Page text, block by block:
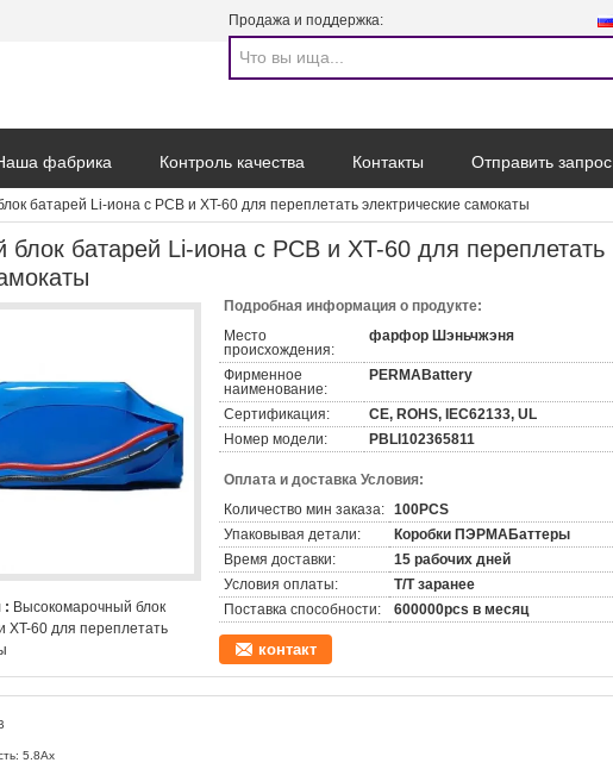
Продажа и поддержка:
фабрика Контроль качества Контакты Отправить запрос
батарей Li-иона с PCB и XT-60 для переплетать электрические самокаты
батарей Li-иона с PCB и XT-60 для переплетать
: Высокомарочный блок
XT-60 для переплетать
Подробная информация о продукте:
Место
происхождения:
фарфор Шэньчжэня
Фирменное
наименование:
PERMABattery
Сертификация:
CE, ROHS, IEC62133, UL
Номер модели:
PBLI102365811
Оплата и доставка Условия:
Количество мин заказа: 100PCS
Упаковывая детали:
Коробки ПЭРМАБаттеры
Время доставки:
15 рабочих дней
Условия оплаты:
T/T заранее
Поставка способности:
600000pcs в месяц
контакт
5.8Ах